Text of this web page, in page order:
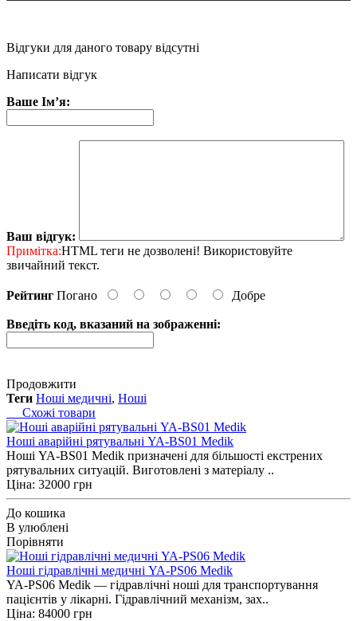
Відгуки для даного товару відсутні
Написати відгук
Ваше Ім’я:
Ваш відгук:
Примітка:HTML теги не дозволені! Використовуйте
звичайний текст.
Рейтинг Погано Добре
Введіть код, вказаний на зображенні:
Продовжити
Теги Ноші медичні, Ноші
Схожі товари
Ноші аварійні рятувальні YA-BS01 Medik
Ноші YA-BS01 Medik призначені для більшості екстрених
рятувальних ситуацій. Виготовлені з матеріалу ..
Ціна: 32000 грн
До кошика
В улюблені
Порівняти
Ноші гідравлічні медичні YA-PS06 Medik
YA-PS06 Medik — гідравлічні ноші для транспортування
пацієнтів у лікарні. Гідравлічний механізм, зах..
Ціна: 84000 грн